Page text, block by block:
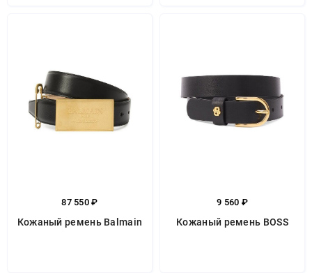
87 550 ₽
Кожаный ремень Balmain
9 560 ₽
Кожаный ремень BOSS